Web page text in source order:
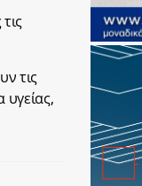
τις
υγείας,